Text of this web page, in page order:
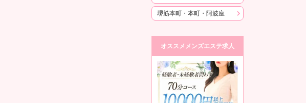
堺筋本町・本町・阿波座
オススメメンズエステ求人